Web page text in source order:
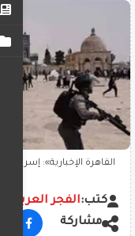
القاهرة الإخبارية»:
كتب:الفجر العربي
مشاركة